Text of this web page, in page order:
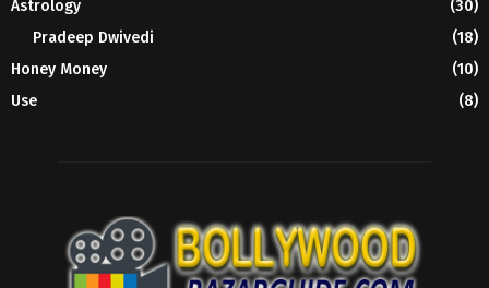
Astrology
(30)
Pradeep Dwivedi
(18)
Honey Money
(10)
Use
(8)